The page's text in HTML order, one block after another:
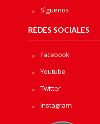
Sìguenos
REDES SOCIALES
Facebook
Youtube
Twitter
Instagram